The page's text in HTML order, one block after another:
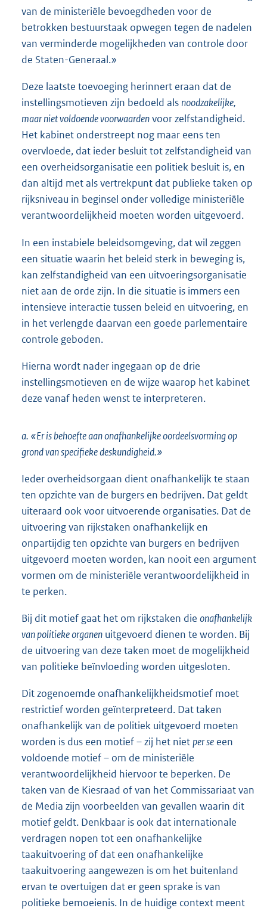
van de ministeriële bevoegdheden voor de
betrokken bestuurstaak opwegen tegen de nadelen
van verminderde mogelijkheden van controle door
de Staten-Generaal.»
Deze laatste toevoeging herinnert eraan dat de
instellingsmotieven zijn bedoeld als noodzakelijke,
maar niet voldoende voorwaardenvoor zelfstandigheid.
Het kabinet onderstreept nog maar eens ten
overvloede, dat ieder besluit tot zelfstandigheid van
een overheidsorganisatie een politiek besluit is, en
dan altijd met als vertrekpunt dat publieke taken op
rijksniveau in beginsel onder volledige ministeriële
verantwoordelijkheid moeten worden uitgevoerd.
In een instabiele beleidsomgeving, dat wil zeggen
een situatie waarin het beleid sterk in beweging is,
kan zelfstandigheid van een uitvoeringsorganisatie
niet aan de orde zijn. In die situatie is immers een
intensieve interactie tussen beleid en uitvoering, en
in het verlengde daarvan een goede parlementaire
controle geboden.
Hierna wordt nader ingegaan op de drie
instellingsmotieven en de wijze waarop het kabinet
deze vanaf heden wenst te interpreteren.
a. «Er is behoefte aan onafhankelijke oordeelsvorming op
grond van specifieke deskundigheid.»
Ieder overheidsorgaan dient onafhankelijk te staan
ten opzichte van de burgers en bedrijven. Dat geldt
uiteraard ook voor uitvoerende organisaties. Dat de
uitvoering van rijkstaken onafhankelijk en
onpartijdig ten opzichte van burgers en bedrijven
uitgevoerd moeten worden, kan nooit een argument
vormen om de ministeriële verantwoordelijkheid in
te perken.
Bij dit motief gaat het om rijkstaken die onafhankelijk
van politieke organen uitgevoerd dienen te worden. Bij
de uitvoering van deze taken moet de mogelijkheid
van politieke beïnvloeding worden uitgesloten.
Dit zogenoemde onafhankelijkheidsmotief moet
restrictief worden geïnterpreteerd. Dat taken
onafhankelijk van de politiek uitgevoerd moeten
worden is dus een motief – zij het niet per se een
voldoende motief – om de ministeriële
verantwoordelijkheid hiervoor te beperken. De
taken van de Kiesraad of van het Commissariaat van
de Media zijn voorbeelden van gevallen waarin dit
motief geldt. Denkbaar is ook dat internationale
verdragen nopen tot een onafhankelijke
taakuitvoering of dat een onafhankelijke
taakuitvoering aangewezen is om het buitenland
ervan te overtuigen dat er geen sprake is van
politieke bemoeienis. In de huidige context meent